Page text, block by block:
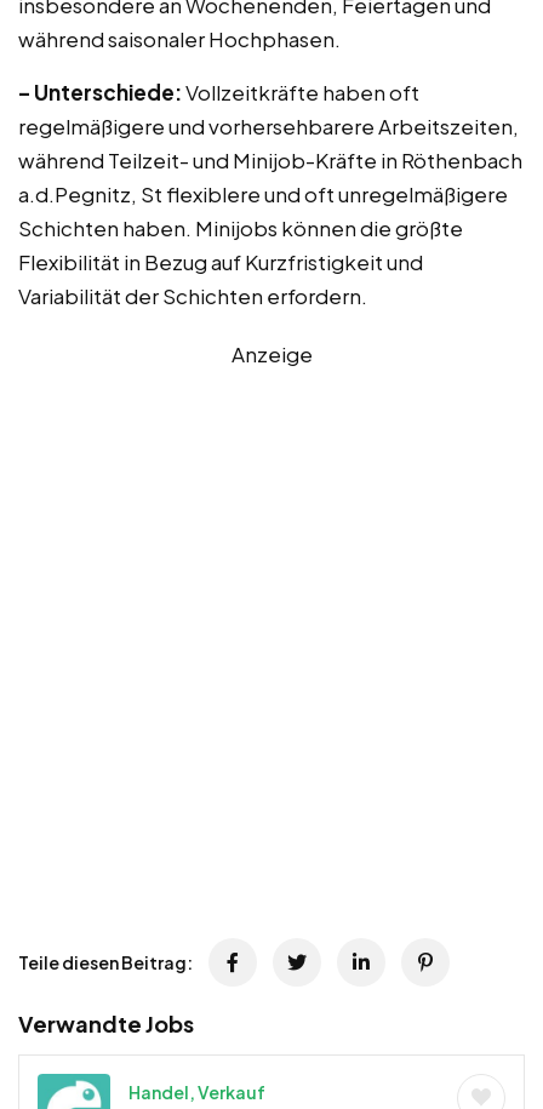
während saisonaler Hochphasen.
– Unterschiede:Vollzeitkräfte haben oft
regelmäßigere und vorhersehbarere Arbeitszeiten,
während Teilzeit- und Minijob-Kräfte in Röthenbach
a.d.Pegnitz, St flexiblere und oft unregelmäßigere
Schichten haben. Minijobs können die größte
Flexibilität in Bezug auf Kurzfristigkeit und
Variabilität der Schichten erfordern.
Anzeige
Teile diesen Beitrag:
Verwandte Jobs
Handel, Verkauf